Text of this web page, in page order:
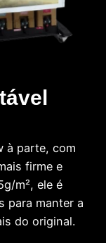
à parte, com
firme e
m², ele é
para manter a
do original.